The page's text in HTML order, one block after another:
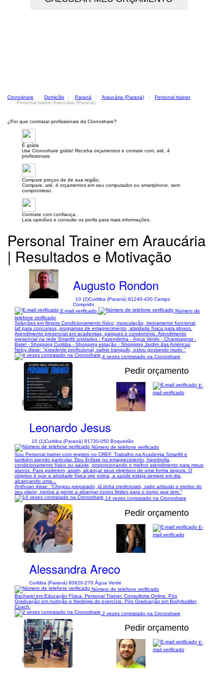
Cronoshare Domicílio Paraná Araucária (Paraná)
Personal trainer
Personal trainer Araucária (Paraná)
¿Por que contratar profissionais da Cronoshare?
É grátis
Use Cronoshare grátis! Receba orçamentos e contate com, até, 4
profissionais.
Compare preços de de sua região.
Compare, até, 4 orçamentos em seu computador ou smartphone, sem
compromisso.
Contrate com confiança.
Leia opiniões e consulte os perfis para mais informações.
Personal Trainer em Araucária
| Resultados e Motivação
Augusto Rondon
10 (2)Curitiba (Paraná) 81240-430 Campo
Comprido
E-mail verificado
Número de
telefone verificado
Soluções em fitness Condicionamento físico, musculação, treinamento funcional,
taf para concursos, programas de emagrecimento, atividade física para idosos.
Atendimento presencial em academias, parques e condomínio. Atendimento
presencial na rede Smartfit unidades - Fazendinha - Água Verde - Champagnat -
Batel - Shopping Curitiba - Shopping estação - Shopping Jardim das Américas
Nelcy disse: "excelente profissional, calmo tranquilo, estou gostando muito "
4 vezes contratado na Cronoshare
Pedir orçamento
Leonardo Jesus
10 (1)Curitiba (Paraná) 81730-050 Boqueirão
E-
mail verificado
Número de telefone verificado
Sou Personal trainer com registro no CREF. Trabalho na Academia Smartfit e
também atendo particular. Dou ênfase no emagrecimento, hipertrofia,
condicionamento físico ou saúde, proporcionando o melhor atendimento para meus
alunos. Para poderem, assim, alcançar seus objetivos de uma forma segura. O
objetivo é que a atividade física vire rotina, a saúde esteja sempre em dia,
alcançando uma...
Anthuan disse: "Chegou preparado, já tinha credenciais, sabe articular o motivo do
seu plano, motiva a gente a alcançar novos limites para o corpo que tem."
14 vezes contratado na Cronoshare
1/3
Pedir orçamento
Alessandra Areco
Curitiba (Paraná) 80620-270 Água Verde
E-
mail verificado
Número de telefone verificado
Bacharel em Educação Física. Personal Trainer. Consultoria Online. Pós
Graduação em nutrição e fisiologia do exercício. Pós Graduação em Bodybuilder
Coach.
2 vezes contratado na Cronoshare
1/9
Pedir orçamento
E-
mail verificado